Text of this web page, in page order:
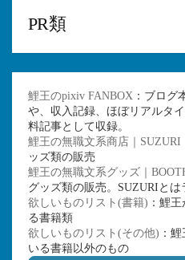
PR類
鯉王のpixiv FANBOX ：ブログ
や、収入記録、ほぼリアルタ
料記事として収録。
鯉王の無職文系商店｜SUZURI
ッズ類の販売
鯉王の無職文系グッズ｜
グッズ類の販売。SUZURIと
欲しいものリスト(書籍) ：鯉
る書籍類
欲しいものリスト(その他) ：
いる書籍以外のもの